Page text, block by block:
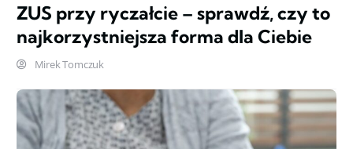
ZUS przy ryczałcie – sprawdź, czy to
najkorzystniejsza forma dla Ciebie
Mirek Tomczuk